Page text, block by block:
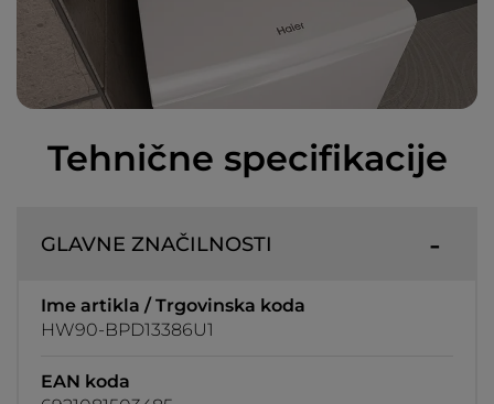
Tehnične specifikacije
GLAVNE ZNAČILNOSTI
Ime artikla / Trgovinska koda
HW90-BPD13386U1
EAN koda